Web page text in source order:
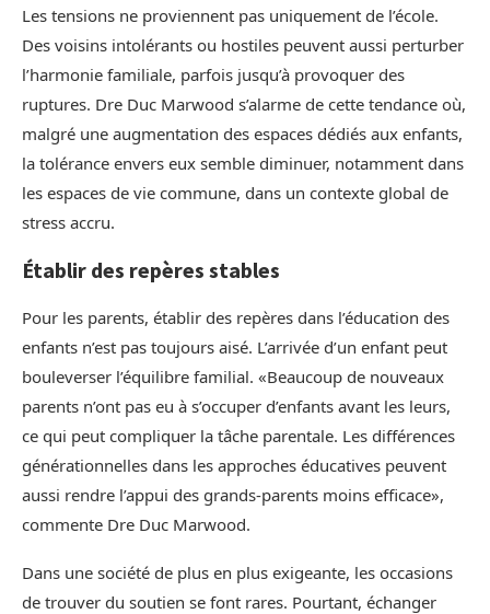
Les tensions ne proviennent pas uniquement de l’école.
Des voisins intolérants ou hostiles peuvent aussi perturber
l’harmonie familiale, parfois jusqu’à provoquer des
ruptures. Dre Duc Marwood s’alarme de cette tendance où,
malgré une augmentation des espaces dédiés aux enfants,
la tolérance envers eux semble diminuer, notamment dans
les espaces de vie commune, dans un contexte global de
stress accru.
Établir des repères stables
Pour les parents, établir des repères dans l’éducation des
enfants n’est pas toujours aisé. L’arrivée d’un enfant peut
bouleverser l’équilibre familial. «Beaucoup de nouveaux
parents n’ont pas eu à s’occuper d’enfants avant les leurs,
ce qui peut compliquer la tâche parentale. Les différences
générationnelles dans les approches éducatives peuvent
aussi rendre l’appui des grands-parents moins efficace»,
commente Dre Duc Marwood.
Dans une société de plus en plus exigeante, les occasions
de trouver du soutien se font rares. Pourtant, échanger